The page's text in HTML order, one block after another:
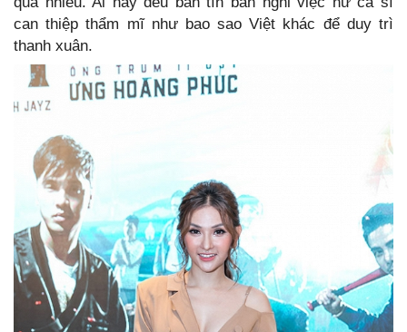
can thiệp thẩm mĩ như bao sao Việt khác để duy trì
thanh xuân.